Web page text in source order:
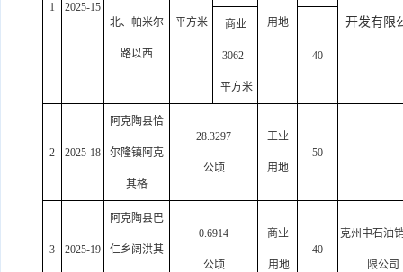
1 2025-15
北、帕米尔
路以西
平方米 用地 开发有限
商业
3062
平方米
40
2 2025-18
阿克陶县恰
尔隆镇阿克
其格
28.3297
公顷
工业
用地
50
3 2025-19
阿克陶县巴
仁乡阔洪其
0.6914
公顷
商业
用地
40
克州中石油
限公司